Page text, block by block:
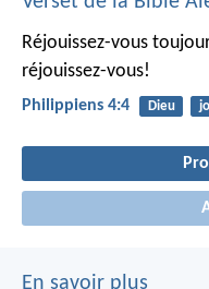
Réjouissez-vous
réjouissez-vous!
Philippiens 4:4 Dieu
En savoir plus